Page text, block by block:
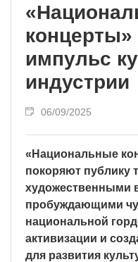
импульс
индустрии
06/09/2025
«Национальные
покоряют публику
художественными
пробуждающими
национальной
активизации и
для развития